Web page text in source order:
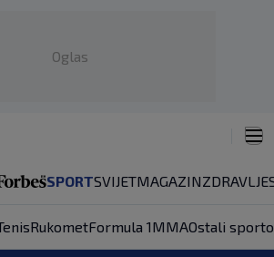
Oglas
SPORTSVIJETMAGAZINZDRAVLJE
RukometFormula 1MMAOstali